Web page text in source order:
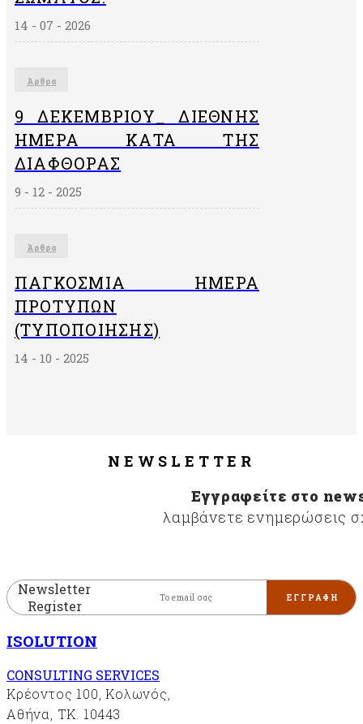
14 - 07 - 2026
Άρθρα
9 ΔΕΚΕΜΒΡΙΟΥ_ ΔΙΕΘΝΗΣ
ΗΜΕΡΑ ΚΑΤΑ ΤΗΣ
ΔΙΑΦΘΟΡΑΣ
9 - 12 - 2025
Άρθρα
ΠΑΓΚΌΣΜΙΑ ΗΜΈΡΑ
ΠΡΟΤΎΠΩΝ
(ΤΥΠΟΠΟΊΗΣΗΣ)
14 - 10 - 2025
NEWSLETTER
Εγγραφείτε στο
λαμβάνετε ενημερώσεις
Newsletter
Register
ISOLUTION
CONSULTING SERVICES
Κρέοντος 100, Κολωνός,
Αθήνα, ΤΚ. 10443